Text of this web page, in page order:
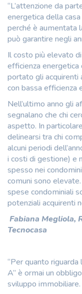
“L’attenzione da
energetica della
perché è aumentata
può garantire negli
Il costo più elevato
efficienza energetica
portato gli acquirenti
con bassa efficienza
Nell’ultimo anno gli
segnalano che chi
aspetto. In
delinearsi tra chi
alcuni periodi
i costi di gestione) e
spesso nei
comuni sono
spese condominiali
potenziali acquirenti
Fabiana Megliola,
Tecnocasa
“Per quanto riguarda
A” è ormai un
sviluppo immobiliare.